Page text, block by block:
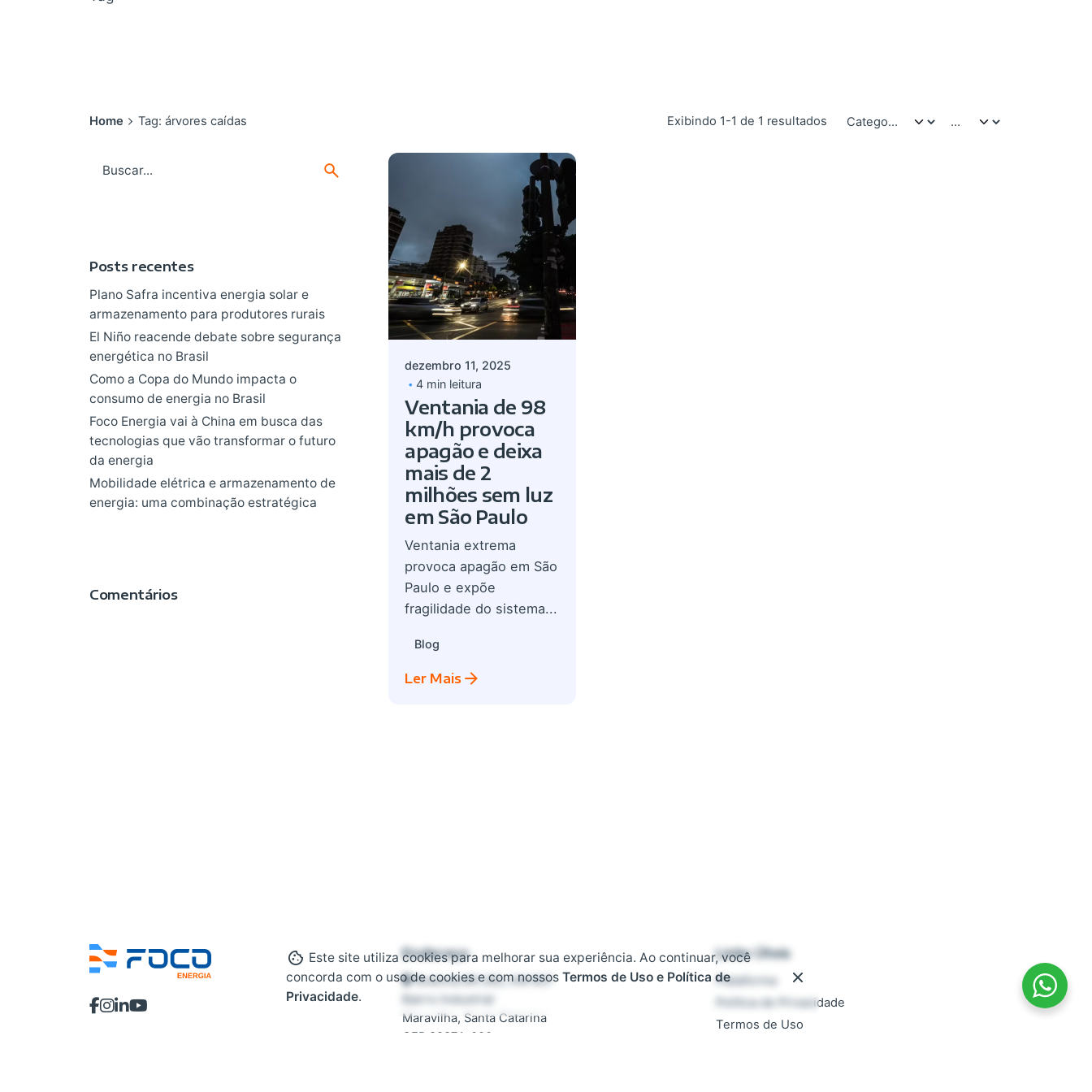
Home Tag: árvores caídas Exibindo 1-1 de 1 resultados
Posts recentes
Plano Safra incentiva energia solar e
armazenamento para produtores rurais
El Niño reacende debate sobre segurança
energética no Brasil
Como a Copa do Mundo impacta o
consumo de energia no Brasil
Foco Energia vai à China em busca das
tecnologias que vão transformar o futuro
da energia
Mobilidade elétrica e armazenamento de
energia: uma combinação estratégica
Comentários
Postado por
Giovanna Alves
dezembro 11, 2025
4 min leitura
Ventania de 98
km/h provoca
apagão e deixa
mais de 2
milhões sem luz
em São Paulo
Ventania extrema
provoca apagão em São
Paulo e expõe
fragilidade do sistema...
Blog
Ler Mais
Endereço
Rodovia BR 282, KM 607
Bairro Industrial
Maravilha, Santa Catarina
CEP 89874-000
Links Úteis
Plataforma
Política de Privacidade
Termos de Uso
Este site utiliza cookies para melhorar sua experiência. Ao continuar, você
concorda com o uso de cookies e com nossos Termos de Uso e Política de
Privacidade.